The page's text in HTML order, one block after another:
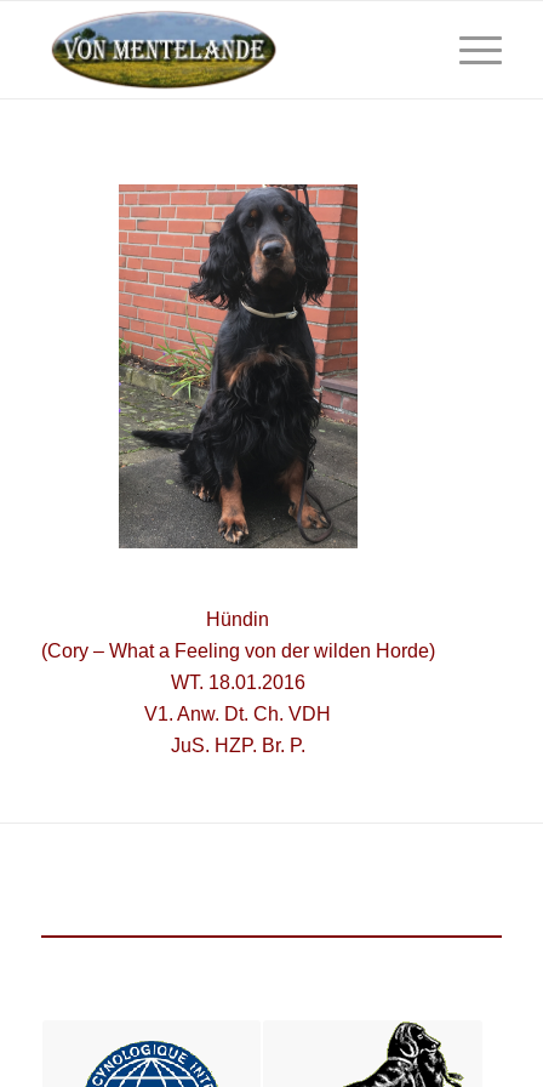
Hündin
(Cory – What a Feeling von der wilden Horde)
WT. 18.01.2016
V1. Anw. Dt. Ch. VDH
JuS. HZP. Br. P.